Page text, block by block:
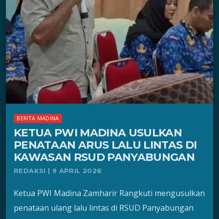
BERITA MADINA
KETUA PWI MADINA USULKAN
PENATAAN ARUS LALU LINTAS DI
KAWASAN RSUD PANYABUNGAN
REDAKSI | 9 APRIL 2026
Ketua PWI Madina Zamharir Rangkuti mengusulkan
penataan ulang lalu lintas di RSUD Panyabungan